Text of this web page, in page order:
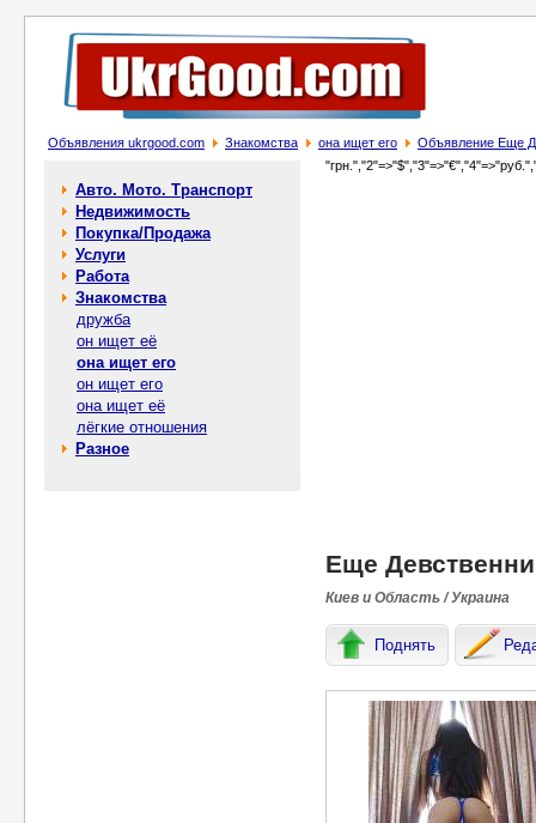
Объявления ukrgood.com Знакомства она ищет его Объявление Еще
Авто. Мото. Транспорт
Недвижимость
Покупка/Продажа
Услуги
Работа
Знакомства
дружба
он ищет её
она ищет его
он ищет его
она ищет её
лёгкие отношения
Разное
Еще
Киев и Область / Украина
Поднять